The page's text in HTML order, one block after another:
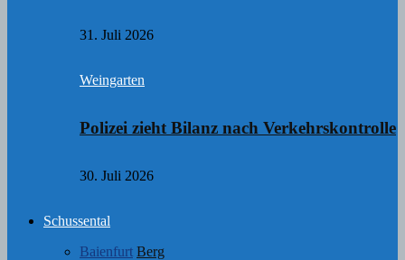
31. Juli 2026
Weingarten
Polizei zieht Bilanz nach Verkehrskontrolle
30. Juli 2026
Schussental
Baienfurt Berg